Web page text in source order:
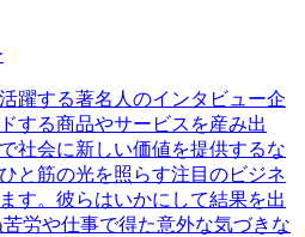
躍する著名人のインタビュー企
する商品やサービスを産み出
社会に新しい価値を提供するな
と筋の光を照らす注目のビジネ
す。彼らはいかにして結果を出
労や仕事で得た意外な気づきな